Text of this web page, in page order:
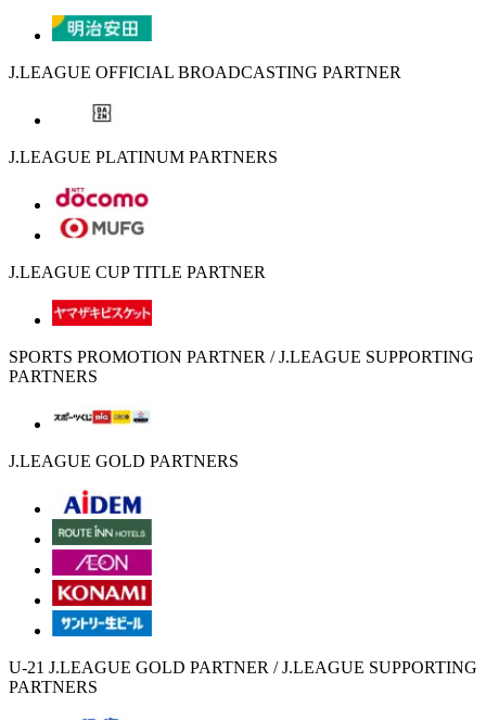
J.LEAGUE OFFICIAL BROADCASTING PARTNER
J.LEAGUE PLATINUM PARTNERS
J.LEAGUE CUP TITLE PARTNER
SPORTS PROMOTION PARTNER / J.LEAGUE SUPPORTING
PARTNERS
J.LEAGUE GOLD PARTNERS
U-21 J.LEAGUE GOLD PARTNER / J.LEAGUE SUPPORTING
PARTNERS